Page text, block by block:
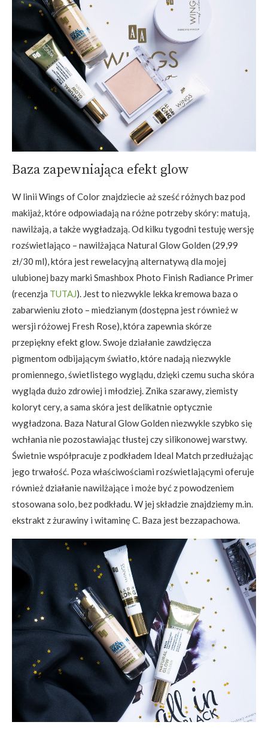
Baza zapewniająca efekt glow
W linii Wings of Color znajdziecie aż sześć różnych baz pod
makijaż, które odpowiadają na różne potrzeby skóry: matują,
nawilżają, a także wygładzają. Od kilku tygodni testuję wersję
rozświetlająco – nawilżająca Natural Glow Golden (29,99
zł/30 ml), która jest rewelacyjną alternatywą dla mojej
ulubionej bazy marki Smashbox Photo Finish Radiance Primer
(recenzja TUTAJ). Jest to niezwykle lekka kremowa baza o
zabarwieniu złoto – miedzianym (dostępna jest również w
wersji różowej Fresh Rose), która zapewnia skórze
przepiękny efekt glow. Swoje działanie zawdzięcza
pigmentom odbijającym światło, które nadają niezwykle
promiennego, świetlistego wyglądu, dzięki czemu sucha skóra
wygląda dużo zdrowiej i młodziej. Znika szarawy, ziemisty
koloryt cery, a sama skóra jest delikatnie optycznie
wygładzona. Baza Natural Glow Golden niezwykle szybko się
wchłania nie pozostawiając tłustej czy silikonowej warstwy.
Świetnie współpracuje z podkładem Ideal Match przedłużając
jego trwałość. Poza właściwościami rozświetlającymi oferuje
również działanie nawilżające i może być z powodzeniem
stosowana solo, bez podkładu. W jej składzie znajdziemy m.in.
ekstrakt z żurawiny i witaminę C. Baza jest bezzapachowa.